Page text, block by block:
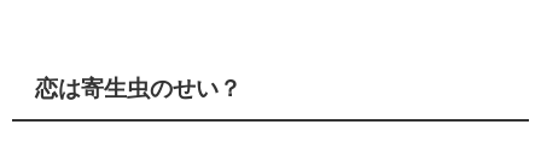
恋は寄生虫のせい？